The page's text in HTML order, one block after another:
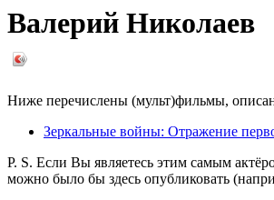
Валерий Николаев
Ниже перечислены (мульт)фильмы,
Зеркальные войны: Отражение
P. S. Если Вы являетесь этим самым
можно было бы здесь опубликовать